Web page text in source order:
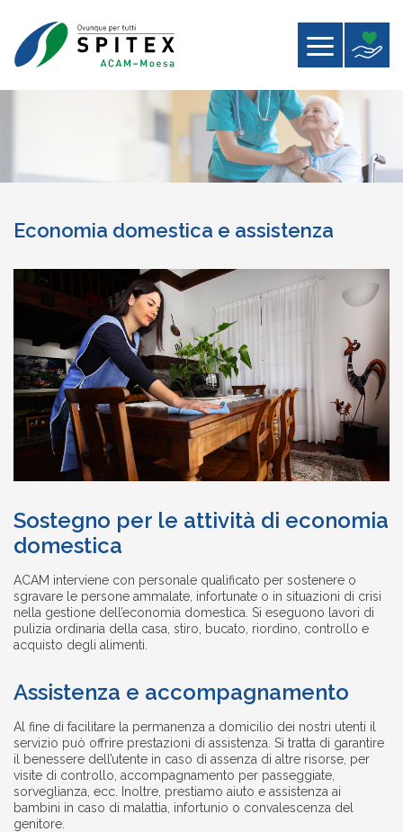
Economia domestica e assistenza
Sostegno per le attività di economia
domestica
ACAM interviene con personale qualificato per sostenere o
sgravare le persone ammalate, infortunate o in situazioni di crisi
nella gestione dell’economia domestica. Si eseguono lavori di
pulizia ordinaria della casa, stiro, bucato, riordino, controllo e
acquisto degli alimenti.
Assistenza e accompagnamento
Al fine di facilitare la permanenza a domicilio dei nostri utenti il
servizio può offrire prestazioni di assistenza. Si tratta di garantire
il benessere dell’utente in caso di assenza di altre risorse, per
visite di controllo, accompagnamento per passeggiate,
sorveglianza, ecc. Inoltre, prestiamo aiuto e assistenza ai
bambini in caso di malattia, infortunio o convalescenza del
genitore.